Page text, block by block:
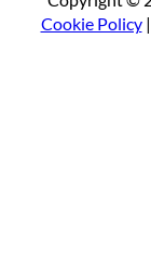
Cookie Policy|